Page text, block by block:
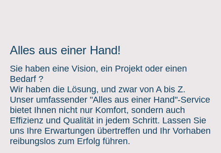
Alles aus einer Hand!
Sie haben eine Vision, ein Projekt oder einen
Bedarf ?
Wir haben die Lösung, und zwar von A bis Z.
Unser umfassender "Alles aus einer Hand"-Service
bietet Ihnen nicht nur Komfort, sondern auch
Effizienz und Qualität in jedem Schritt. Lassen Sie
uns Ihre Erwartungen übertreffen und Ihr Vorhaben
reibungslos zum Erfolg führen.